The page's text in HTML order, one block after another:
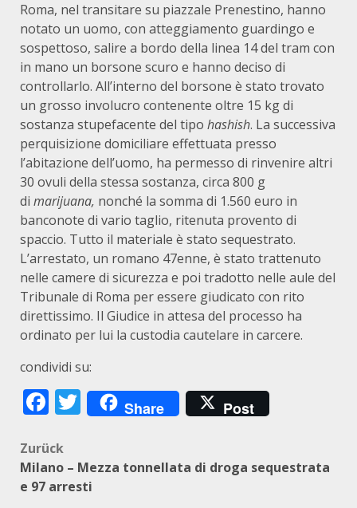
Roma, nel transitare su piazzale Prenestino, hanno
notato un uomo, con atteggiamento guardingo e
sospettoso, salire a bordo della linea 14 del tram con
in mano un borsone scuro e hanno deciso di
controllarlo. All’interno del borsone è stato trovato
un grosso involucro contenente oltre 15 kg di
sostanza stupefacente del tipo hashish. La successiva
perquisizione domiciliare effettuata presso
l’abitazione dell’uomo, ha permesso di rinvenire altri
30 ovuli della stessa sostanza, circa 800 g
di marijuana, nonché la somma di 1.560 euro in
banconote di vario taglio, ritenuta provento di
spaccio. Tutto il materiale è stato sequestrato.
L’arrestato, un romano 47enne, è stato trattenuto
nelle camere di sicurezza e poi tradotto nelle aule del
Tribunale di Roma per essere giudicato con rito
direttissimo. Il Giudice in attesa del processo ha
ordinato per lui la custodia cautelare in carcere.
condividi su:
Facebook
Twitter
Share Post
Beitragsnavigation
Zurück
Milano – Mezza tonnellata di droga sequestrata
e 97 arresti